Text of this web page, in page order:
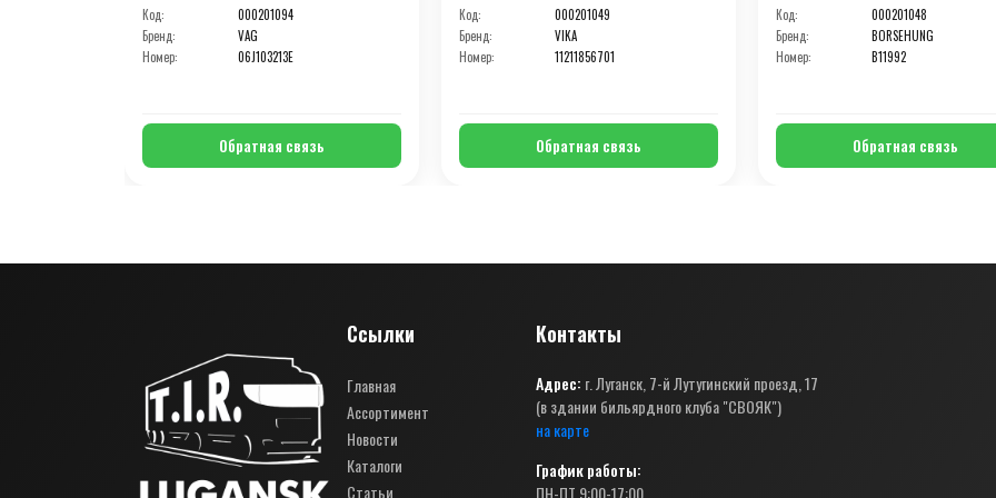
Код:
000201094
Бренд:
VAG
Номер:
06J103213E
Обратная связь
Код:
000201049
Бренд:
VIKA
Номер:
11211856701
Обратная связь
Код:
000201048
Бренд:
BORSEHUNG
Номер:
B11992
Обратная связь
Ссылки
Главная
Ассортимент
Новости
Каталоги
Статьи
Контакты
Адрес: г. Луганск, 7-й Лутугинский проезд, 17
(в здании бильярдного клуба "СВОЯК")
на карте
График работы:
ПН-ПТ 9:00-17:00